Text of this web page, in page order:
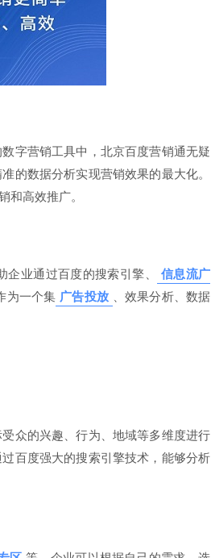
字营销工具中，北京百度营销通无疑
的数据分析实现营销效果的最大化。
和高效推广。
业通过百度的搜索引擎、
信息流广
为一个集 广告投放
、效果分析、数据
众的兴趣、行为、地域等多维度进行
百度强大的搜索引擎技术，能够分析